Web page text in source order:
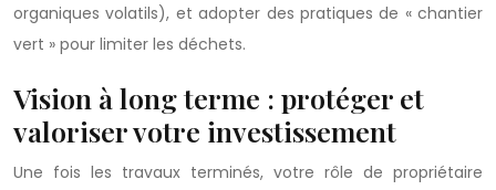
organiques volatils), et adopter des pratiques de « chantier
vert » pour limiter les déchets.
Vision à long terme : protéger et
valoriser votre investissement
Une fois les travaux terminés, votre rôle de propriétaire